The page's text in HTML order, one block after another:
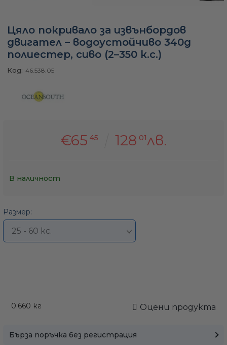
Цяло покривало за извънбордов
двигател – водоустойчиво 340g
полиестер, сиво (2–350 к.с.)
Код: 46.538.05
€65 45 128 01лв.
В наличност
Размер:
0.660 кг Оцени продукта
Бърза поръчка без регистрация